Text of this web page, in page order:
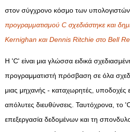
στον σύγχρονο κόσμο των υπολογιστών.
προγραμματισμού C σχεδιάστηκε και
Kernighan και Dennis Ritchie στο Bell
Η 'C' είναι μια γλώσσα ειδικά
προγραμματιστή πρόσβαση σε όλα
μιας μηχανής - καταχωρητές, υποδοχές
απόλυτες διευθύνσεις. Ταυτόχρονα, το
επεξεργασία δεδομένων και τη